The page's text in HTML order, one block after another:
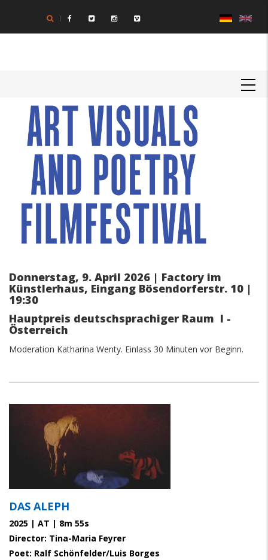
Inhalt
Textkörper
Donnerstag, 9. April 2026 | Factory im
Künstlerhaus, Eingang Bösendorferstr. 10 |
19:30
Hauptpreis deutschsprachiger Raum I -
Österreich
Moderation Katharina Wenty. Einlass 30 Minuten vor Beginn.
DAS ALEPH
2025 | AT | 8m 55s
Director: Tina-Maria Feyrer
Poet: Ralf Schönfelder/Luis Borges